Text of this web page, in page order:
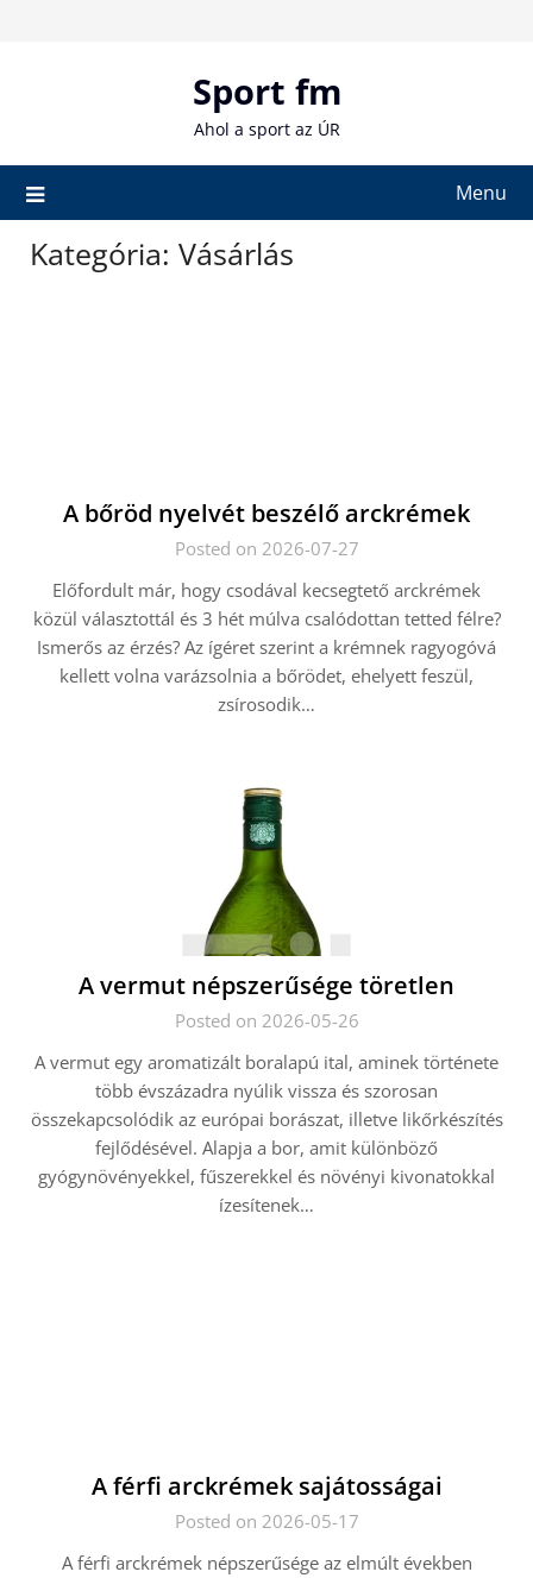
Sport fm
Ahol a sport az ÚR
Menu
Kategória: Vásárlás
A bőröd nyelvét beszélő arckrémek
Posted on 2026-07-27
Előfordult már, hogy csodával kecsegtető arckrémek
közül választottál és 3 hét múlva csalódottan tetted félre?
Ismerős az érzés? Az ígéret szerint a krémnek ragyogóvá
kellett volna varázsolnia a bőrödet, ehelyett feszül,
zsírosodik…
A vermut népszerűsége töretlen
Posted on 2026-05-26
A vermut egy aromatizált boralapú ital, aminek története
több évszázadra nyúlik vissza és szorosan
összekapcsolódik az európai borászat, illetve likőrkészítés
fejlődésével. Alapja a bor, amit különböző
gyógynövényekkel, fűszerekkel és növényi kivonatokkal
ízesítenek…
A férfi arckrémek sajátosságai
Posted on 2026-05-17
A férfi arckrémek népszerűsége az elmúlt években